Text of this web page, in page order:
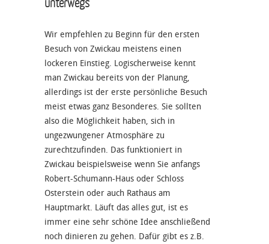
Wir empfehlen zu Beginn für den ersten
Besuch von Zwickau meistens einen
lockeren Einstieg. Logischerweise kennt
man Zwickau bereits von der Planung,
allerdings ist der erste persönliche Besuch
meist etwas ganz Besonderes. Sie sollten
also die Möglichkeit haben, sich in
ungezwungener Atmosphäre zu
zurechtzufinden. Das funktioniert in
Zwickau beispielsweise wenn Sie anfangs
Robert-Schumann-Haus oder Schloss
Osterstein oder auch Rathaus am
Hauptmarkt. Läuft das alles gut, ist es
immer eine sehr schöne Idee anschließend
noch dinieren zu gehen. Dafür gibt es z.B.